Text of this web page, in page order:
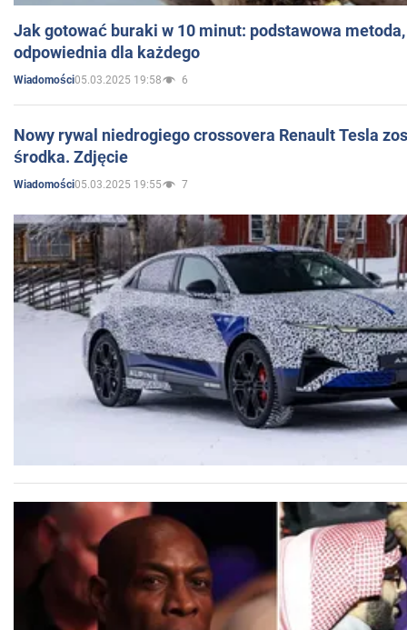
Jak gotować buraki w 10 minut: podstawowa
odpowiednia dla każdego
Wiadomości05.03.2025 19:58 6
Nowy rywal niedrogiego crossovera Renault Tesla
środka. Zdjęcie
Wiadomości05.03.2025 19:55 7